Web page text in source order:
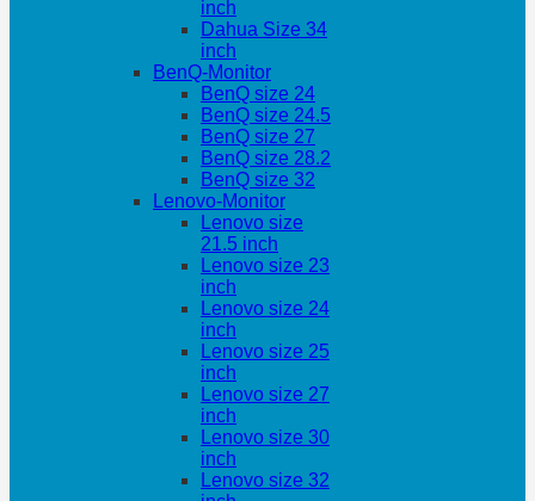
inch
Dahua Size 34
inch
BenQ-Monitor
BenQ size 24
BenQ size 24.5
BenQ size 27
BenQ size 28.2
BenQ size 32
Lenovo-Monitor
Lenovo size
21.5 inch
Lenovo size 23
inch
Lenovo size 24
inch
Lenovo size 25
inch
Lenovo size 27
inch
Lenovo size 30
inch
Lenovo size 32